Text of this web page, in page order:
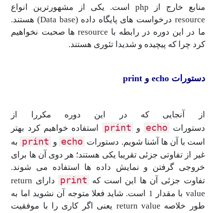
منابع خارج از php است. یکی از مشهورترین انواع
resource درخواست های پایگاه داده (Data base) هستند.
ما در این دوره در رابطه با resource ها صحبت نخواهیم
کرد چرا که پیچیده و شدیدا تئوری هستند.
دستورات echo و print
از آنجایی که در این دوره مکررا از
دستورات
echo و print
استفاده خواهیم کرد بهتر
است با آن ها آشنا شویم. دستورات echo و print به
غیر از تفاوتی جزئی تقریبا یکی هستند؛ هر دوی آن ها برای
خروجی گرفتن و نمایش داده ها استفاده می شوند.
تفاوت جزئی آن ها این است که
print
دارای return
value با مقدار 1 است. شاید فعلا متوجه آن نشوید اما به
طور خلاصه return value یعنی اگر کاری را با موفقیت